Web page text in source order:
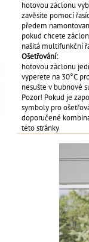
hotovou záclonu
zavěsíte pomocí
předem
pokud chcete
našitá multifunkční
Ošetřování:
hotovou záclonu
vyperete na 30°C
nesušte v bubnové
Pozor! Pokud je
symboly pro
doporučené
této stránky